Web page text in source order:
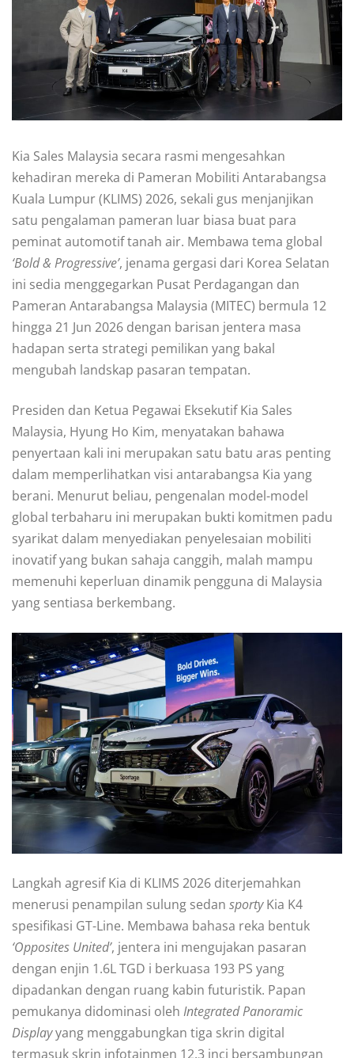
Kia Sales Malaysia secara rasmi mengesahkan
kehadiran mereka di Pameran Mobiliti Antarabangsa
Kuala Lumpur (KLIMS) 2026, sekali gus menjanjikan
satu pengalaman pameran luar biasa buat para
peminat automotif tanah air. Membawa tema global
‘Bold & Progressive’, jenama gergasi dari Korea Selatan
ini sedia menggegarkan Pusat Perdagangan dan
Pameran Antarabangsa Malaysia (MITEC) bermula 12
hingga 21 Jun 2026 dengan barisan jentera masa
hadapan serta strategi pemilikan yang bakal
mengubah landskap pasaran tempatan.
Presiden dan Ketua Pegawai Eksekutif Kia Sales
Malaysia, Hyung Ho Kim, menyatakan bahawa
penyertaan kali ini merupakan satu batu aras penting
dalam memperlihatkan visi antarabangsa Kia yang
berani. Menurut beliau, pengenalan model-model
global terbaharu ini merupakan bukti komitmen padu
syarikat dalam menyediakan penyelesaian mobiliti
inovatif yang bukan sahaja canggih, malah mampu
memenuhi keperluan dinamik pengguna di Malaysia
yang sentiasa berkembang.
Langkah agresif Kia di KLIMS 2026 diterjemahkan
menerusi penampilan sulung sedan sportyKia K4
spesifikasi GT-Line. Membawa bahasa reka bentuk
‘Opposites United’, jentera ini mengujakan pasaran
dengan enjin 1.6L TGD i berkuasa 193 PS yang
dipadankan dengan ruang kabin futuristik. Papan
pemukanya didominasi oleh Integrated Panoramic
Displayyang menggabungkan tiga skrin digital
termasuk skrin infotainmen 12.3 inci bersambungan